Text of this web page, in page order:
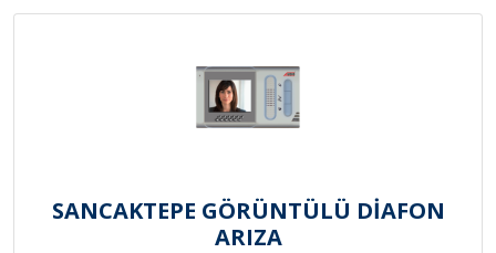
SANCAKTEPE GÖRÜNTÜLÜ DİAFON
ARIZA